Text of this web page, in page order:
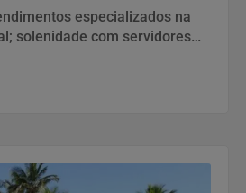
especializados na
solenidade com servidores